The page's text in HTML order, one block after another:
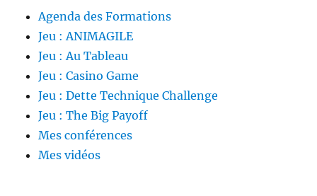
Agenda des Formations
Jeu : ANIMAGILE
Jeu : Au Tableau
Jeu : Casino Game
Jeu : Dette Technique Challenge
Jeu : The Big Payoff
Mes conférences
Mes vidéos